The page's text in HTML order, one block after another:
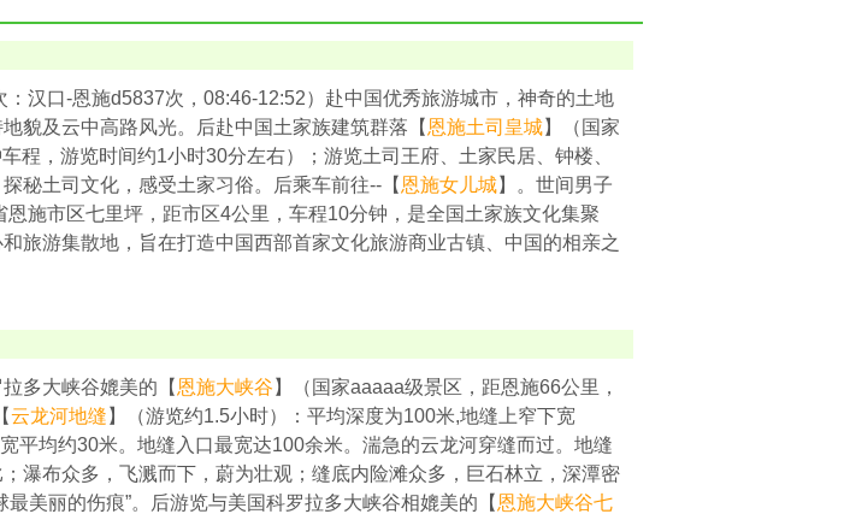
汉口-恩施d5837次，08:46-12:52）赴中国优秀旅游城市，神奇的土地
貌及云中高路风光。后赴中国土家族建筑群落【 恩施土司皇城】（国家
程，游览时间约1小时30分左右）；游览土司王府、土家民居、钟楼、
秘土司文化，感受土家习俗。后乘车前往--【 恩施女儿城】。世间男子
施市区七里坪，距市区4公里，车程10分钟，是全国土家族文化集聚
旅游集散地，旨在打造中国西部首家文化旅游商业古镇、中国的相亲之
多大峡谷媲美的【 恩施大峡谷 】（国家aaaaa级景区，距恩施66公里，
云龙河地缝 】（游览约1.5小时）：平均深度为100米,地缝上窄下宽
平均约30米。地缝入口最宽达100余米。湍急的云龙河穿缝而过。地缝
瀑布众多，飞溅而下，蔚为壮观；缝底内险滩众多，巨石林立，深潭密
美丽的伤痕”。后游览与美国科罗拉多大峡谷相媲美的【 恩施大峡谷七